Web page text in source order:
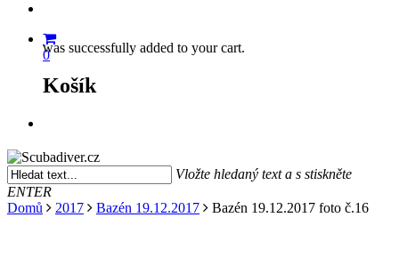
0
was successfully added to your cart.
Košík
Vložte hledaný text a s stiskněte
ENTER
Close
Domů 2017 Bazén 19.12.2017 Bazén 19.12.2017 foto č.16